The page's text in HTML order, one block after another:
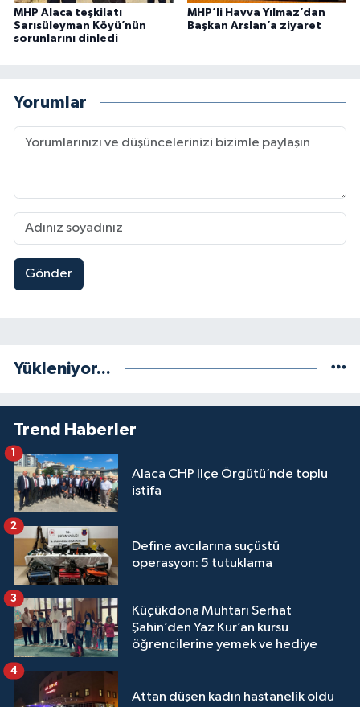
MHP Alaca teşkilatı
Sarısüleyman Köyü’nün
sorunlarını dinledi
MHP’li Havva Yılmaz’dan
Başkan Arslan’a ziyaret
Yorumlar
Gönder
Yükleniyor...
Trend Haberler
Alaca CHP İlçe Örgütü’nde toplu
istifa
1
Define avcılarına suçüstü
operasyon: 5 tutuklama
2
Küçükdona Muhtarı Serhat
Şahin’den Yaz Kur’an kursu
öğrencilerine yemek ve hediye
3
Attan düşen kadın hastanelik oldu
4